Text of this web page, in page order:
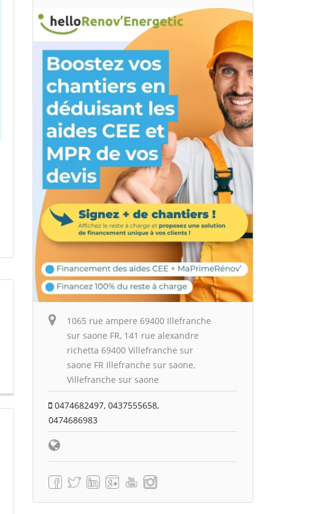
1065 rue ampere 69400 Illefranche
sur saone FR, 141 rue alexandre
richetta 69400 Villefranche sur
saone FR Illefranche sur saone,
Villefranche sur saone
0474682497, 0437555658,
0474686983